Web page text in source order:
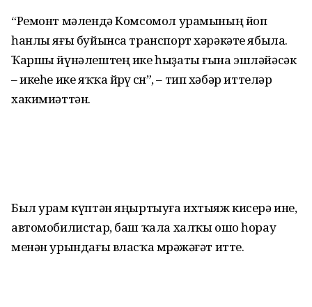
“Ремонт мәлендә Комсомол урамының йоп
һанлы яғы буйынса транспорт хәрәкәте ябыла.
Ҡаршы йүнәлештең ике һыҙаты ғына эшләйәсәк
– икеһе ике яҡҡа йөрөү өсөн”, – тип хәбәр иттеләр
хакимиәттән.
Был урам күптән яңыртыуға ихтыяж кисерә ине,
автомобилистар, баш ҡала халҡы ошо һорау
менән урындағы власҡа мөрәжәғәт итте.